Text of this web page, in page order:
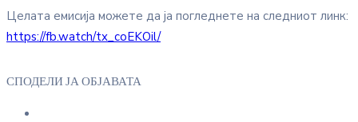
Целата емисија можете да ја погледнете на следниот линк:
https://fb.watch/tx_coEKOil/
СПОДЕЛИ ЈА ОБЈАВАТА